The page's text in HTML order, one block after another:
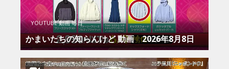
YOUTUBE 動画 毎日
かまいたちの知らんけど 動画 2026年8月8日